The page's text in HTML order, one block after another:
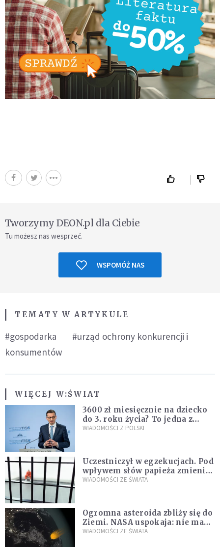
Tworzymy DEON.pl dla Ciebie
Tu możesz nas wesprzeć.
WSPOMÓŻ NAS
TEMATY W ARTYKULE
#gospodarka
#urząd ochrony konkurencji i
konsumentów
WIĘCEJ W:ŚWIAT
3600 zł miesięcznie na dziecko
do 3. roku życia? To jedna z
propozycji programu "Rozwój
WIADOMOŚCI Z POLSKI
Uczestniczył w egzekucjach. Pod
wpływem słów papieża zmienił
zdanie
WIADOMOŚCI ZE ŚWIATA
Ogromna asteroida zbliży się do
Ziemi. NASA uspokaja: nie ma
zagrożenia
WIADOMOŚCI ZE ŚWIATA